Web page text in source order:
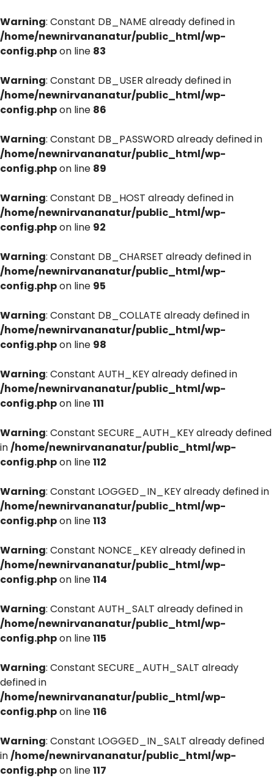
Warning: Constant DB_NAME already defined in
/home/newnirvananatur/public_html/wp-
config.phpon line 83
Warning: Constant DB_USER already defined in
/home/newnirvananatur/public_html/wp-
config.phpon line 86
Warning: Constant DB_PASSWORD already defined in
/home/newnirvananatur/public_html/wp-
config.phpon line 89
Warning: Constant DB_HOST already defined in
/home/newnirvananatur/public_html/wp-
config.phpon line 92
Warning: Constant DB_CHARSET already defined in
/home/newnirvananatur/public_html/wp-
config.phpon line 95
Warning: Constant DB_COLLATE already defined in
/home/newnirvananatur/public_html/wp-
config.phpon line 98
Warning: Constant AUTH_KEY already defined in
/home/newnirvananatur/public_html/wp-
config.phpon line111
Warning: Constant SECURE_AUTH_KEY already defined
in/home/newnirvananatur/public_html/wp-
config.phpon line112
Warning: Constant LOGGED_IN_KEY already defined in
/home/newnirvananatur/public_html/wp-
config.phpon line113
Warning: Constant NONCE_KEY already defined in
/home/newnirvananatur/public_html/wp-
config.phpon line114
Warning: Constant AUTH_SALT already defined in
/home/newnirvananatur/public_html/wp-
config.phpon line115
Warning: Constant SECURE_AUTH_SALT already
defined in
/home/newnirvananatur/public_html/wp-
config.phpon line116
Warning: Constant LOGGED_IN_SALT already defined
in/home/newnirvananatur/public_html/wp-
config.phpon line117